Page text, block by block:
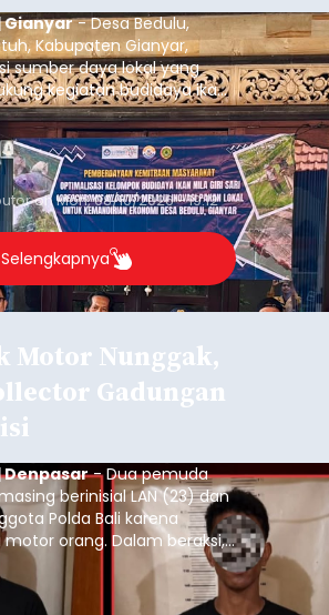
- Desa Bedulu,
Kabupaten Gianyar,
sumber daya lokal yang
kegiatan budidaya ikan
onMon, 08/10/2026 - 19:12
Motor Nunggak,
Gadungan
- Dua pemuda
berinisial LAN (23) dan
Polda Bali karena
orang. Dalam beraksi,
sebagai debt collector
untuk merampas sepeda
data yang